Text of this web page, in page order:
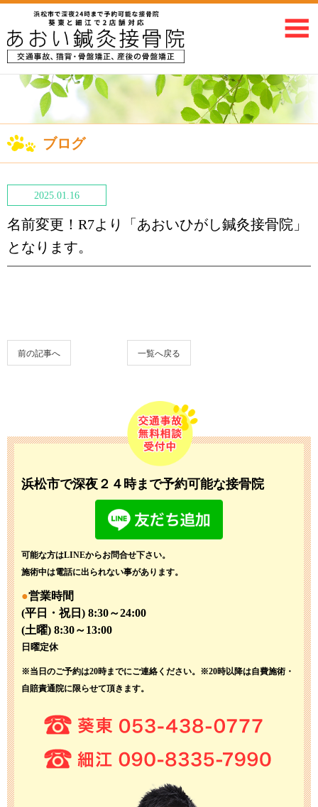
ブログ
2025.01.16
名前変更！R7より「あおいひがし鍼灸接骨院」
となります。
前の記事へ 一覧へ戻る
浜松市で深夜２４時まで予約可能な接骨院
可能な方はLINEからお問合せ下さい。
施術中は電話に出られない事があります。
営業時間
(平日・祝日) 8:30～24:00
(土曜) 8:30～13:00
日曜定休
※当日のご予約は20時までにご連絡ください。 ※20時以降は自費施術・
自賠責通院に限らせて頂きます。